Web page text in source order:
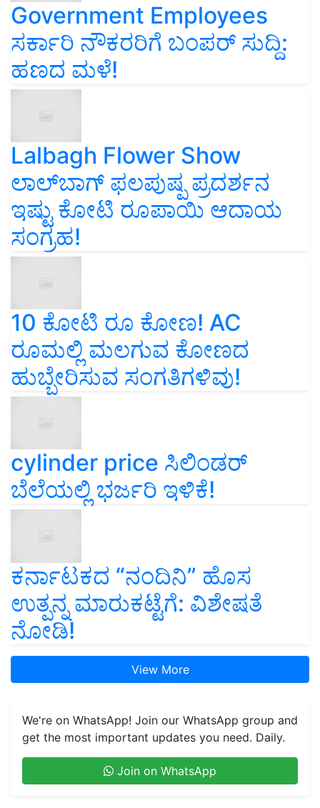
Government Employees
ಸರ್ಕಾರಿ ನೌಕರರಿಗೆ ಬಂಪರ್‌ ಸುದ್ದಿ:
ಹಣದ ಮಳೆ!
Lalbagh Flower Show
ಲಾಲ್‌ಬಾಗ್ ಫಲಪುಷ್ಪ ಪ್ರದರ್ಶನ
ಇಷ್ಟು ಕೋಟಿ ರೂಪಾಯಿ ಆದಾಯ
ಸಂಗ್ರಹ!
10 ಕೋಟಿ ರೂ ಕೋಣ! AC
ರೂಮಲ್ಲಿ ಮಲಗುವ ಕೋಣದ
ಹುಬ್ಬೇರಿಸುವ ಸಂಗತಿಗಳಿವು!
cylinder price ಸಿಲಿಂಡರ್‌
ಬೆಲೆಯಲ್ಲಿ ಭರ್ಜರಿ ಇಳಿಕೆ!
ಕರ್ನಾಟಕದ “ನಂದಿನಿ” ಹೊಸ
ಉತ್ಪನ್ನ ಮಾರುಕಟ್ಟೆಗೆ: ವಿಶೇಷತೆ
ನೋಡಿ!
View More
We're on WhatsApp! Join our WhatsApp group and
get the most important updates you need. Daily.
Join on WhatsApp